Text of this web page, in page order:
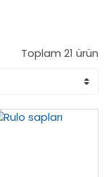
Toplam 21 ürün